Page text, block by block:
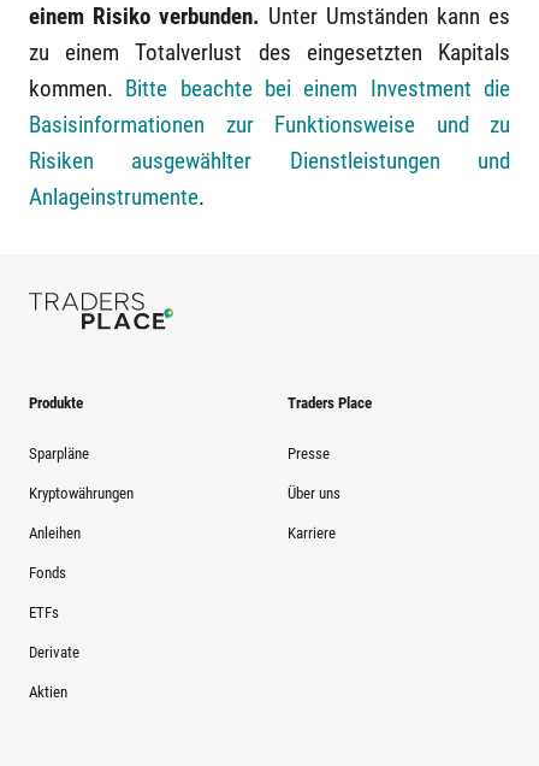
einem Risiko verbunden. Unter Umständen kann es
zu einem Totalverlust des eingesetzten Kapitals
kommen. Bitte beachte bei einem Investment die
Basisinformationen zur Funktionsweise und zu
Risiken ausgewählter Dienstleistungen und
Anlageinstrumente.
Produkte
Sparpläne
Kryptowährungen
Anleihen
Fonds
ETFs
Derivate
Aktien
Traders Place
Presse
Über uns
Karriere